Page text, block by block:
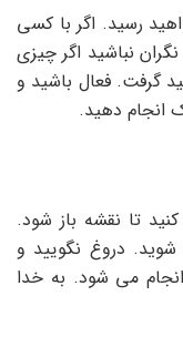
رسید. اگر با کسی
نباشید اگر چیزی
گرفت. فعال باشید و
انجام دهید.
تا نقشه باز شود.
دروغ نگویید و
انجام می شود. به خدا